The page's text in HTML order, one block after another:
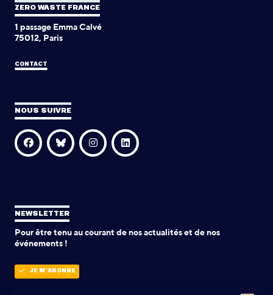
ZERO WASTE FRANCE
1 passage Emma Calvé
75012, Paris
CONTACT
NOUS SUIVRE
NEWSLETTER
Pour être tenu au courant de nos actualités et de nos
événements !
JE M'ABONNE